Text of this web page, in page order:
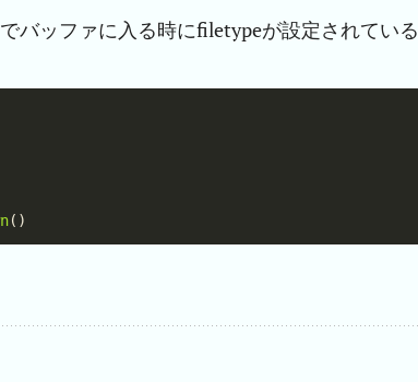
バッファに入る時にfiletypeが設定されている